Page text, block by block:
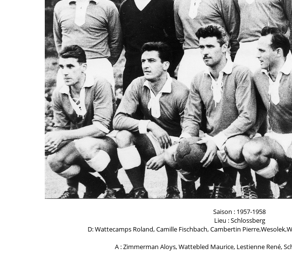
Saison : 1957-1958
Lieu : Schlossberg
D: Wattecamps Roland, Camille Fischbach, Cambertin
A : Zimmerman Aloys, Wattebled Maurice, Lestienne René,